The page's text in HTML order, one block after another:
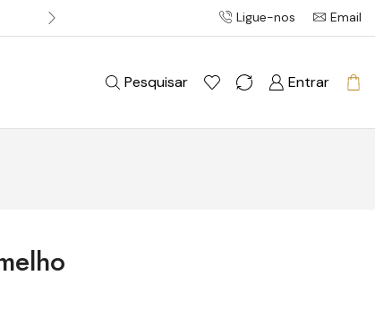
Entrega gratuita em pedidos
Ligue-nos Email
Pesquisar Entrar